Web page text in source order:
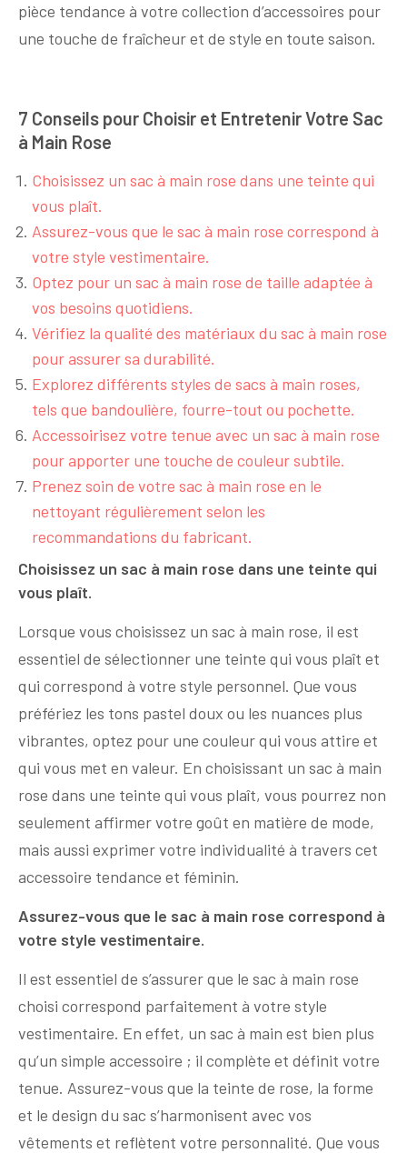
pièce tendance à votre collection d’accessoires pour
une touche de fraîcheur et de style en toute saison.
7 Conseils pour Choisir et Entretenir Votre Sac
à Main Rose
Choisissez un sac à main rose dans une teinte qui
vous plaît.
Assurez-vous que le sac à main rose correspond à
votre style vestimentaire.
Optez pour un sac à main rose de taille adaptée à
vos besoins quotidiens.
Vérifiez la qualité des matériaux du sac à main rose
pour assurer sa durabilité.
Explorez différents styles de sacs à main roses,
tels que bandoulière, fourre-tout ou pochette.
Accessoirisez votre tenue avec un sac à main rose
pour apporter une touche de couleur subtile.
Prenez soin de votre sac à main rose en le
nettoyant régulièrement selon les
recommandations du fabricant.
Choisissez un sac à main rose dans une teinte qui
vous plaît.
Lorsque vous choisissez un sac à main rose, il est
essentiel de sélectionner une teinte qui vous plaît et
qui correspond à votre style personnel. Que vous
préfériez les tons pastel doux ou les nuances plus
vibrantes, optez pour une couleur qui vous attire et
qui vous met en valeur. En choisissant un sac à main
rose dans une teinte qui vous plaît, vous pourrez non
seulement affirmer votre goût en matière de mode,
mais aussi exprimer votre individualité à travers cet
accessoire tendance et féminin.
Assurez-vous que le sac à main rose correspond à
votre style vestimentaire.
Il est essentiel de s’assurer que le sac à main rose
choisi correspond parfaitement à votre style
vestimentaire. En effet, un sac à main est bien plus
qu’un simple accessoire ; il complète et définit votre
tenue. Assurez-vous que la teinte de rose, la forme
et le design du sac s’harmonisent avec vos
vêtements et reflètent votre personnalité. Que vous